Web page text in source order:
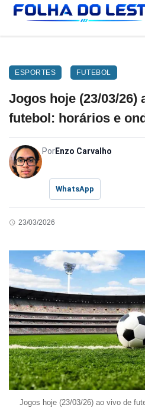
ESPORTES FUTEBOL
Jogos hoje (23/03/26)
futebol: horários e
PorEnzo Carvalho
WhatsApp
23/03/2026
Jogos hoje (23/03/26) ao vivo de